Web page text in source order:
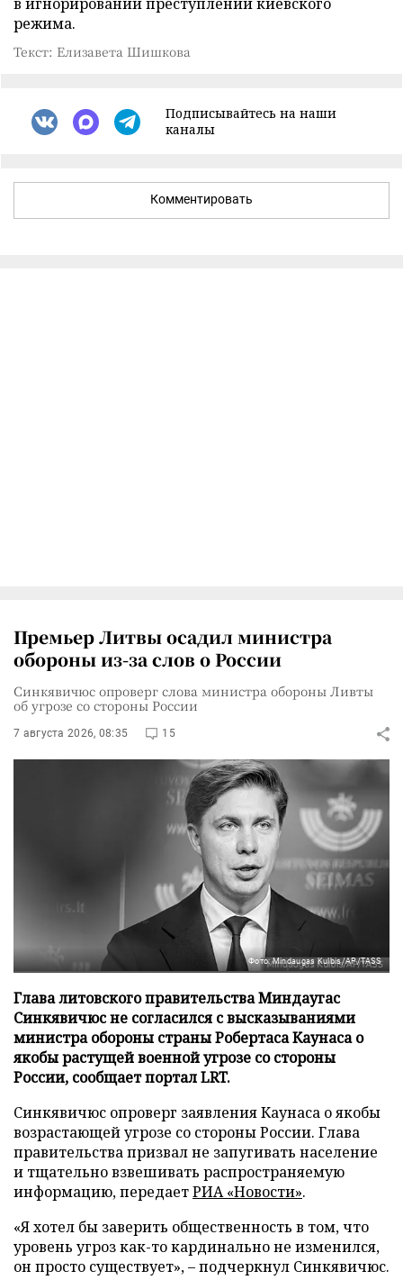
режима.
Текст: Елизавета Шишкова
Подписывайтесь на наши
каналы
Комментировать
Премьер Литвы осадил министра
обороны из-за слов о России
Синкявичюс опроверг слова министра обороны Ливты
об угрозе со стороны России
7 августа 2026, 08:35 15
Фото: Mindaugas Kulbis/AP/TASS
Глава литовского правительства Миндаугас
Синкявичюс не согласился с высказываниями
министра обороны страны Робертаса Каунаса о
якобы растущей военной угрозе со стороны
России, сообщает портал LRT.
Синкявичюс опроверг заявления Каунаса о якобы
возрастающей угрозе со стороны России. Глава
правительства призвал не запугивать население
и тщательно взвешивать распространяемую
информацию, передаетРИА «Новости».
«Я хотел бы заверить общественность в том, что
уровень угроз как-то кардинально не изменился,
он просто существует», – подчеркнул Синкявичюс.